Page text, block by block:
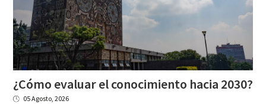
¿Cómo evaluarelconocimiento hacia 2030?
05 Agosto, 2026